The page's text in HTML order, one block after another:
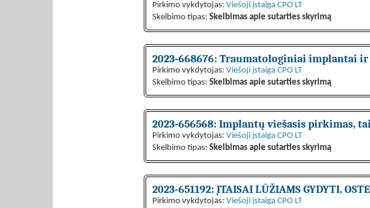
Pirkimo vykdytojas: Viešoji įstaiga CPO LT
Skelbimo tipas: Skelbimas apie sutarties skyrimą
2023-668676: Traumatologiniai implantai
Pirkimo vykdytojas: Viešoji įstaiga CPO LT
Skelbimo tipas: Skelbimas apie sutarties skyrimą
2023-656568: Implantų viešasis pirkimas,
Pirkimo vykdytojas: Viešoji įstaiga CPO LT
Skelbimo tipas: Skelbimas apie sutarties skyrimą
2023-651192: ĮTAISAI LŪŽIAMS GYDYTI,
Pirkimo vykdytojas: Viešoji įstaiga CPO LT